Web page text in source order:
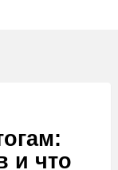
и что